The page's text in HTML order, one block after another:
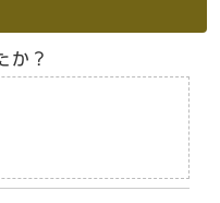
か？